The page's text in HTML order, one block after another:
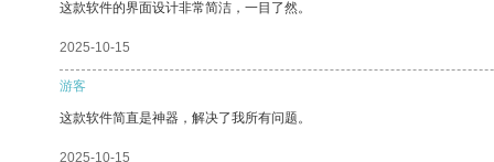
这款软件的界面设计非常简洁，一目了然。
2025-10-15
游客
这款软件简直是神器，解决了我所有问题。
2025-10-15